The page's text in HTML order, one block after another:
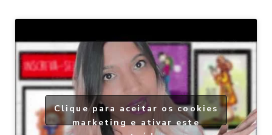
Clique para aceitar os cookies
marketing e ativar este